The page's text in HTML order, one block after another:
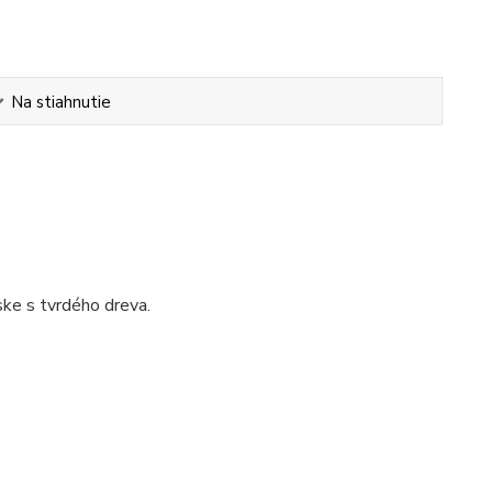
Na stiahnutie
s tvrdého dreva.